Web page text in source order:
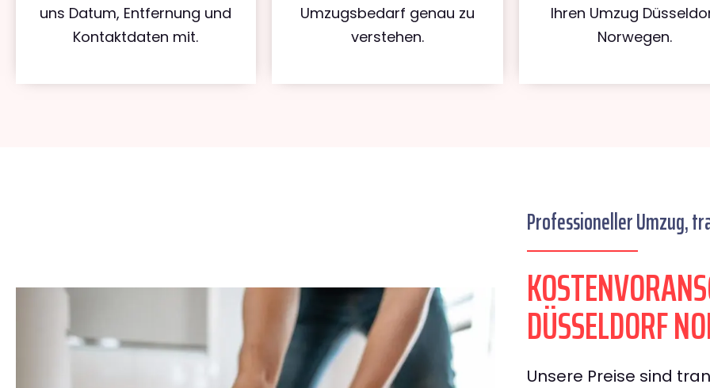
uns Datum, Entfernung und
Kontaktdaten mit.
Umzugsbedarf genau zu
verstehen.
Ihren Umzug
Norwegen.
Professioneller Umzug,
DÜSSELDORF
Unsere Preise sind